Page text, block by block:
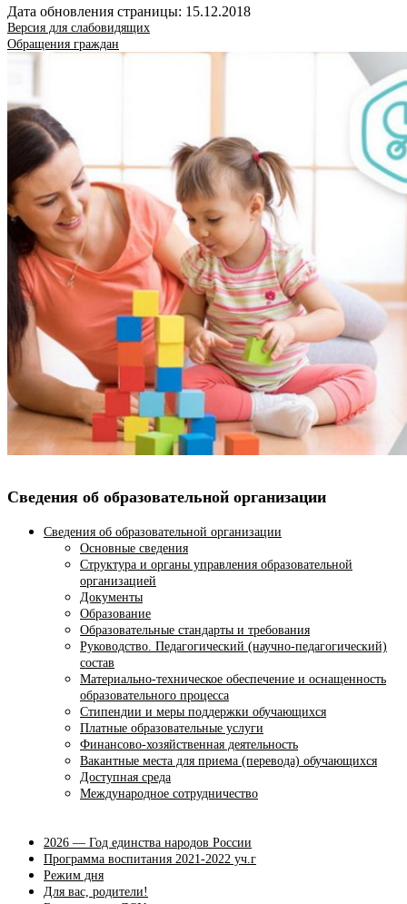
Дата обновления страницы: 15.12.2018
Версия для слабовидящих
Обращения граждан
Сведения об образовательной организации
Сведения об образовательной организации
Основные сведения
Структура и органы управления образовательной
организацией
Документы
Образование
Образовательные стандарты и требования
Руководство. Педагогический (научно-педагогический)
состав
Материально-техническое обеспечение и оснащенность
образовательного процесса
Стипендии и меры поддержки обучающихся
Платные образовательные услуги
Финансово-хозяйственная деятельность
Вакантные места для приема (перевода) обучающихся
Доступная среда
Международное сотрудничество
2026 — Год единства народов России
Программа воспитания 2021-2022 уч.г
Режим дня
Для вас, родители!